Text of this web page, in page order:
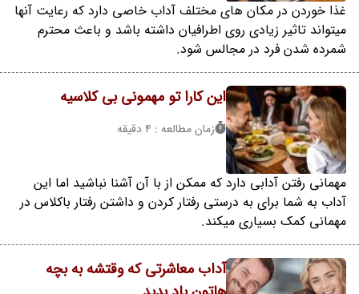
غذا خوردن در مکان های مختلف آداب خاصی دارد که رعایت آنها
میتواند تاثیر زیادی روی اطرافیان داشته باشد و باعث محترم
شمرده شدن فرد در مجالس شود.
این کارا تو مهمونی بی کلاسیه
زمان مطالعه : 4 دقیقه
مهمانی رفتن آدابی دارد که ممکن از با آن آشنا نباشید اما این
آداب به شما برای به درستی رفتار کردن و داشتن رفتار باکلاس در
مهمانی کمک بسیاری میکند.
آداب معاشرتی که وقتشه به بچه